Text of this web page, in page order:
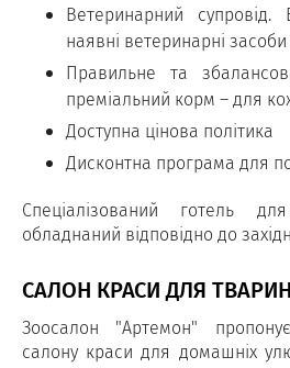
Ветеринарний
наявні ветеринарні засоби
Правильне та
преміальний корм – для
Доступна цінова політика
Дисконтна програма для
Спеціалізований готель
обладнаний відповідно до
САЛОН КРАСИ ДЛЯ ТВАРИН
Зоосалон "Артемон"
салону краси для домашніх